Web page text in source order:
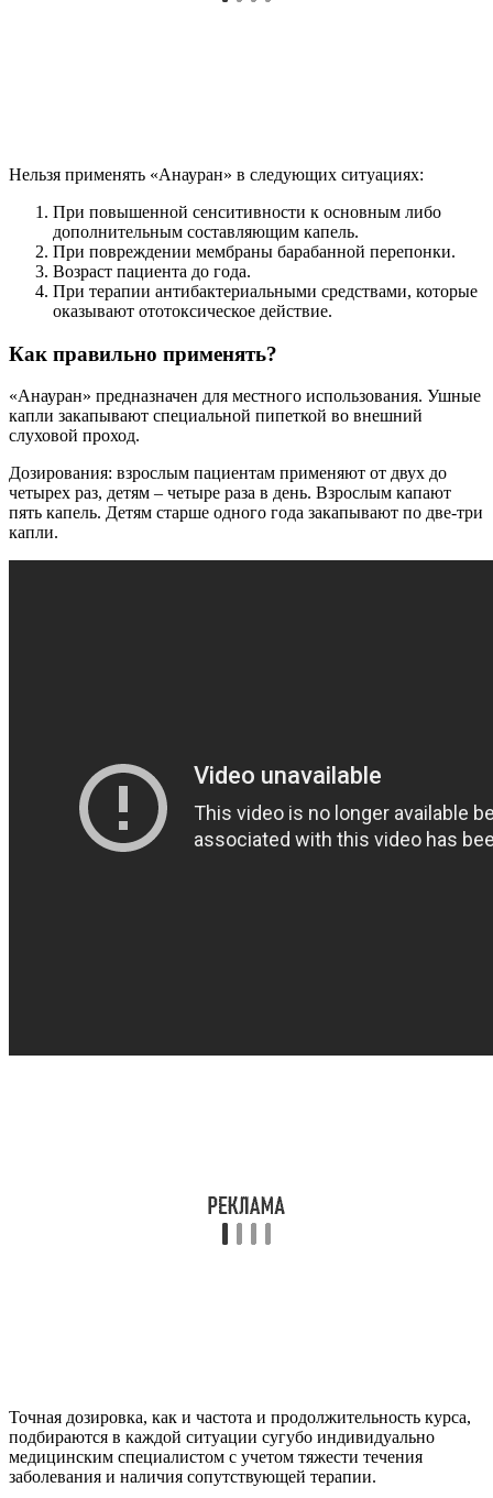
Нельзя применять «Анауран» в следующих ситуациях:
При повышенной сенситивности к основным либо
дополнительным составляющим капель.
При повреждении мембраны барабанной перепонки.
Возраст пациента до года.
При терапии антибактериальными средствами, которые
оказывают ототоксическое действие.
Как правильно применять?
«Анауран» предназначен для местного использования. Ушные
капли закапывают специальной пипеткой во внешний
слуховой проход.
Дозирования: взрослым пациентам применяют от двух до
четырех раз, детям – четыре раза в день. Взрослым капают
пять капель. Детям старше одного года закапывают по две-три
капли.
Точная дозировка, как и частота и продолжительность курса,
подбираются в каждой ситуации сугубо индивидуально
медицинским специалистом с учетом тяжести течения
заболевания и наличия сопутствующей терапии.